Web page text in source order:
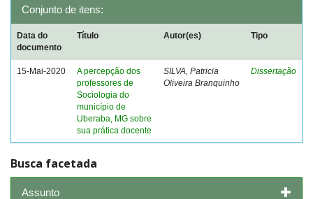
Conjunto de itens:
Data do
documento
Título Autor(es) Tipo
15-Mai-2020
A percepção dos
professores de
Sociologia do
município de
Uberaba, MG sobre
sua prática docente
SILVA, Patricia
Oliveira Branquinho
Dissertação
Busca facetada
Assunto